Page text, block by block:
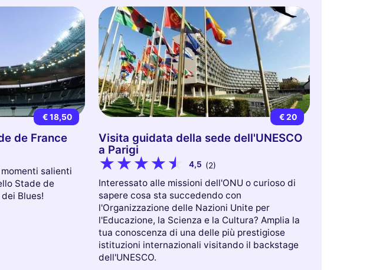
€ 18,50
de France
salienti
Stade de
Blues!
€ 20
Visita guidata della sede dell'UNESCO
a Parigi
4,5 (2)
Interessato alle missioni dell'ONU o curioso di
sapere cosa sta succedendo con
l'Organizzazione delle Nazioni Unite per
l'Educazione, la Scienza e la Cultura? Amplia la
tua conoscenza di una delle più prestigiose
istituzioni internazionali visitando il backstage
dell'UNESCO.